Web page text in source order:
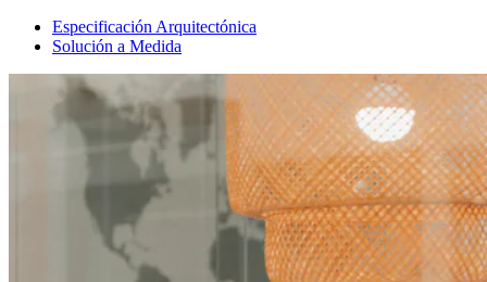
Especificación Arquitectónica
Solución a Medida